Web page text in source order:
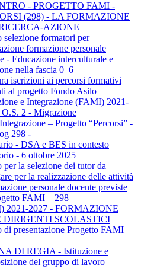
- PROGETTO FAMI -
(298) - LA FORMAZIONE
AZIONE
selezione formatori per
formazione personale
- Educazione interculturale e
nella fascia 0–6
iscrizioni ai percorsi formativi
al progetto Fondo Asilo
e Integrazione (FAMI) 2021-
O.S. 2 - Migrazione
– Progetto “Percorsi” -
298 -
- DSA e BES in contesto
- 6 ottobre 2025
per la selezione dei tutor da
per la realizzazione delle attività
personale docente previste
FAMI – 298
2021-2027 - FORMAZIONE
DIRIGENTI SCOLASTICI
di presentazione Progetto FAMI
DI REGIA - Istituzione e
del gruppo di lavoro